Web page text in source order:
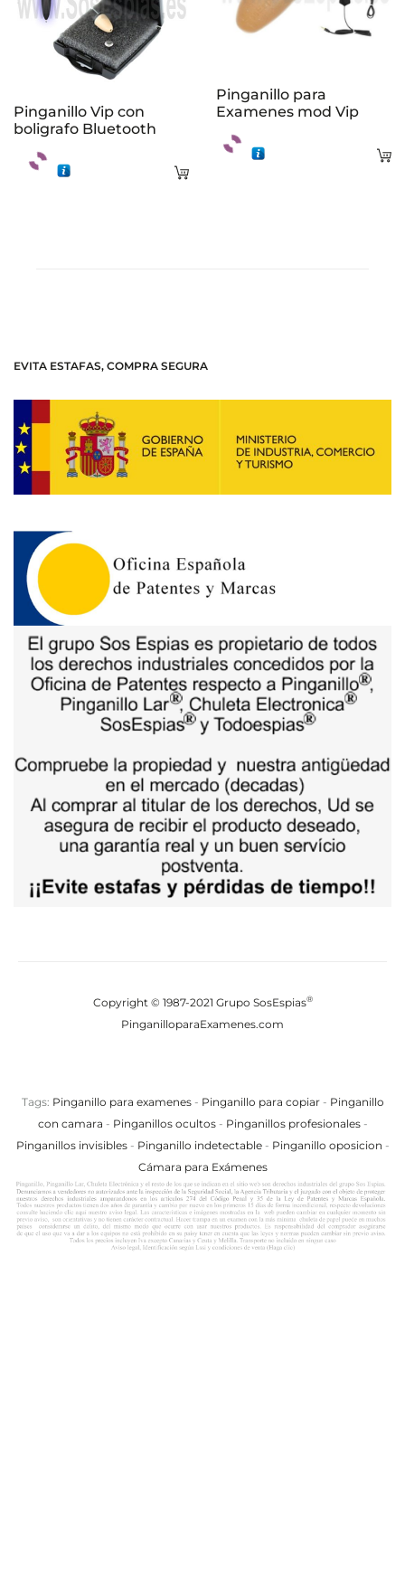
Añadir
Pinganillo Vip con
boligrafo Bluetooth
Pinganillo para
Examenes mod Vip
EVITA ESTAFAS, COMPRA SEGURA
Copyright © 1987-2021 Grupo SosEspias®
PinganilloparaExamenes.com
Tags: Pinganillo para examenes- Pinganillo para copiar- Pinganillo
con camara - Pinganillos ocultos- Pinganillos profesionales-
Pinganillos invisibles- Pinganillo indetectable- Pinganillo oposicion -
Cámara para Exámenes